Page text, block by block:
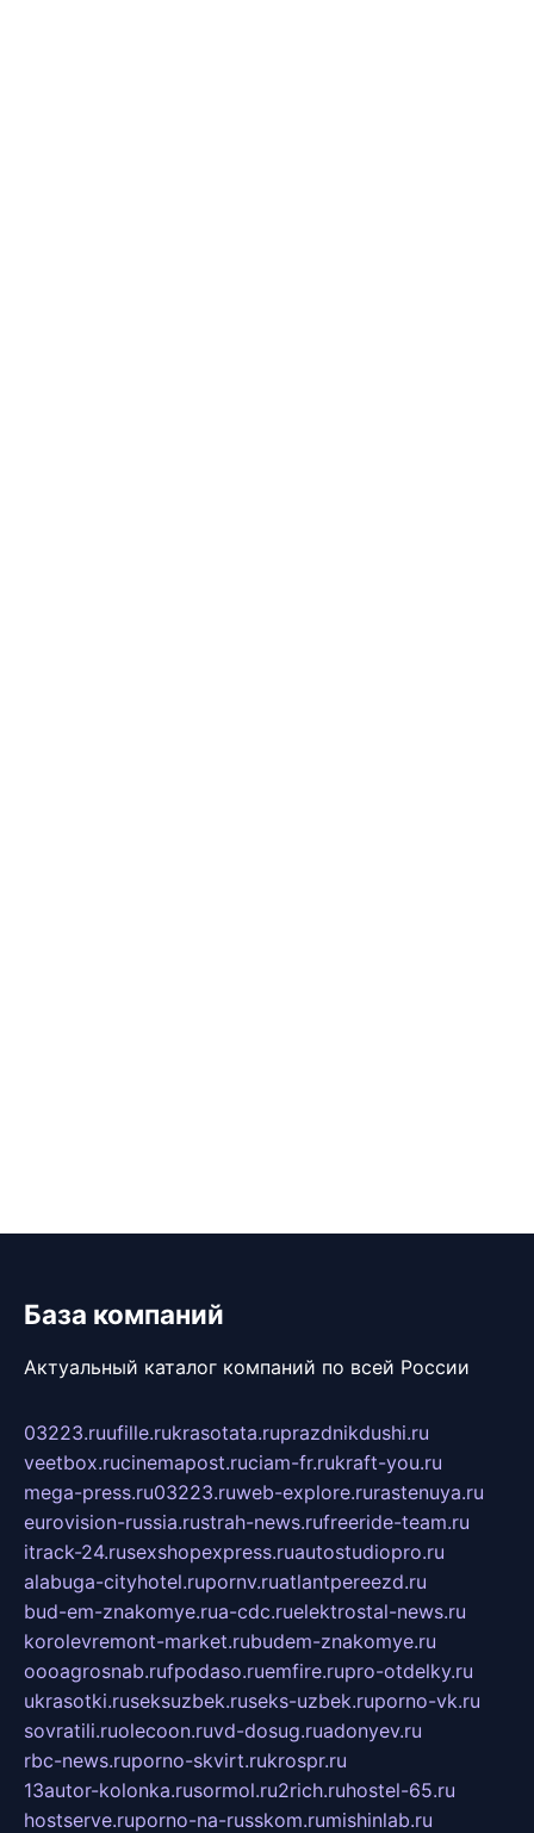
База компаний
Актуальный каталог компаний по всей России
03223.ruufille.rukrasotata.ruprazdnikdushi.ru
veetbox.rucinemapost.ruciam-fr.rukraft-you.ru
mega-press.ru03223.ruweb-explore.rurastenuya.ru
eurovision-russia.rustrah-news.rufreeride-team.ru
itrack-24.rusexshopexpress.ruautostudiopro.ru
alabuga-cityhotel.rupornv.ruatlantpereezd.ru
bud-em-znakomye.rua-cdc.ruelektrostal-news.ru
korolevremont-market.rubudem-znakomye.ru
oooagrosnab.rufpodaso.ruemfire.rupro-otdelky.ru
ukrasotki.ruseksuzbek.ruseks-uzbek.ruporno-vk.ru
sovratili.ruolecoon.ruvd-dosug.ruadonyev.ru
rbc-news.ruporno-skvirt.rukrospr.ru
13autor-kolonka.rusormol.ru2rich.ruhostel-65.ru
hostserve.ruporno-na-russkom.rumishinlab.ru